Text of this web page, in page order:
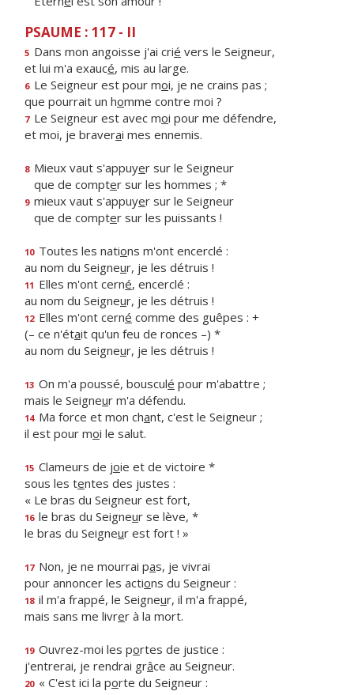
PSAUME : 117 - II
5 Dans mon angoisse j'ai crié vers le Seigneur,
et lui m'a exaucé, mis au large.
6 Le Seigneur est pour moi, je ne crains pas ;
que pourrait un homme contre moi ?
7 Le Seigneur est avec moi pour me défendre,
et moi, je braverai mes ennemis.
8 Mieux vaut s'appuyer sur le Seigneur
que de compter sur les hommes ; *
9 mieux vaut s'appuyer sur le Seigneur
que de compter sur les puissants !
10 Toutes les nations m'ont encerclé :
au nom du Seigneur, je les détruis !
11 Elles m'ont cerné, encerclé :
au nom du Seigneur, je les détruis !
12 Elles m'ont cerné comme des guêpes : +
(– ce n'était qu'un feu de ronces –) *
au nom du Seigneur, je les détruis !
13 On m'a poussé, bousculé pour m'abattre ;
mais le Seigneur m'a défendu.
14 Ma force et mon chant, c'est le Seigneur ;
il est pour moi le salut.
15 Clameurs de joie et de victoire *
sous les tentes des justes :
« Le bras du Seigneur est fort,
16 le bras du Seigneur se lève, *
le bras du Seigneur est fort ! »
17 Non, je ne mourrai pas, je vivrai
pour annoncer les actions du Seigneur :
18 il m'a frappé, le Seigneur, il m'a frappé,
mais sans me livrer à la mort.
19 Ouvrez-moi les portes de justice :
j'entrerai, je rendrai grâce au Seigneur.
20 « C'est ici la porte du Seigneur :